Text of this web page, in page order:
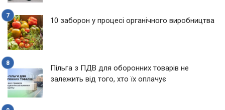
10 заборон у процесі органічного виробництва
Пільга з ПДВ для оборонних товарів не
залежить від того, хто їх оплачує